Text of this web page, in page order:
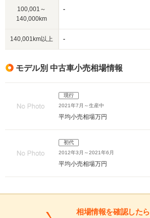
100,001～
140,000km
-
140,001km以上 -
モデル別 中古車小売相場情報
現行
2021年7月～生産中
平均小売相場万円
初代
2012年3月～2021年6月
平均小売相場万円
相場情報を確認したら